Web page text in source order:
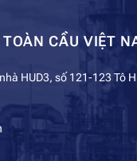
CẦU VIỆT
HUD3, số 121-123 Tô